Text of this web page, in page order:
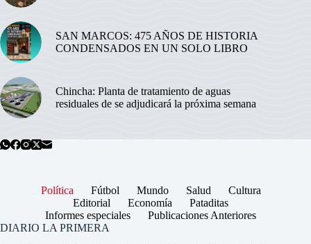
SAN MARCOS: 475 AÑOS DE HISTORIA
CONDENSADOS EN UN SOLO LIBRO
Chincha: Planta de tratamiento de aguas
residuales de se adjudicará la próxima semana
Política Fútbol Mundo Salud
Cultura
Editorial
Economía
Pataditas
Informes especiales
Publicaciones Anteriores
DIARIO LA PRIMERA